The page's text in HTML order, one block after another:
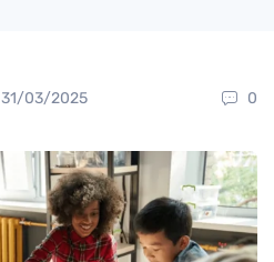
31/03/2025 0